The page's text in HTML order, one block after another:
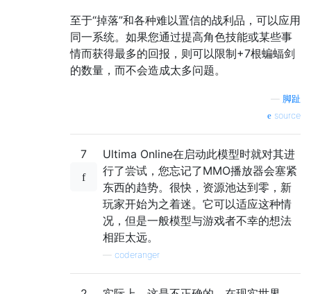
至于“掉落”和各种难以置信的战利品，可以应用
同一系统。如果您通过提高角色技能或某些事
情而获得最多的回报，则可以限制+7根蝙蝠剑
的数量，而不会造成太多问题。
脚趾
source
7
Ultima Online在启动此模型时就对其进
行了尝试，您忘记了MMO播放器会塞紧
东西的趋势。很快，资源池达到零，新
玩家开始为之着迷。它可以适应这种情
况，但是一般模型与游戏者不幸的想法
相距太远。
coderanger